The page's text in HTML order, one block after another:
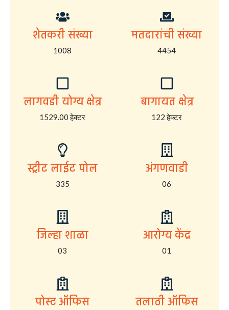
शेतकरी संख्या
1008
मतदारांची संख्या
4454
लागवडी योग्य क्षेत्र
1529.00 हेक्टर
बागायत क्षेत्र
122 हेक्टर
स्ट्रीट लाईट पोल
335
अंगणवाडी
06
जिल्हा शाळा
03
आरोग्य केंद्र
01
पोस्ट ऑफिस तलाठी ऑफिस